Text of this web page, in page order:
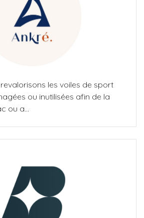
les voiles de sport
ou inutilisées afin de la
ou a...